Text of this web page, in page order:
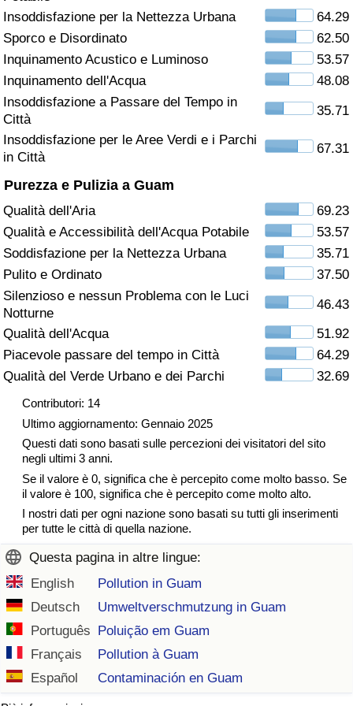
Insoddisfazione per la Nettezza Urbana
64.29
Sporco e Disordinato
62.50
Inquinamento Acustico e Luminoso
53.57
Inquinamento dell'Acqua
48.08
Insoddisfazione a Passare del Tempo in
Città
35.71
Insoddisfazione per le Aree Verdi e i Parchi
in Città
67.31
Purezza e Pulizia a Guam
Qualità dell'Aria
69.23
Qualità e Accessibilità dell'Acqua Potabile
53.57
Soddisfazione per la Nettezza Urbana
35.71
Pulito e Ordinato
37.50
Silenzioso e nessun Problema con le Luci
Notturne
46.43
Qualità dell'Acqua
51.92
Piacevole passare del tempo in Città
64.29
Qualità del Verde Urbano e dei Parchi
32.69
Contributori: 14
Ultimo aggiornamento: Gennaio 2025
Questi dati sono basati sulle percezioni dei visitatori del sito
negli ultimi 3 anni.
Se il valore è 0, significa che è percepito come molto basso. Se
il valore è 100, significa che è percepito come molto alto.
I nostri dati per ogni nazione sono basati su tutti gli inserimenti
per tutte le città di quella nazione.
Questa pagina in altre lingue:
English
Pollution in Guam
Deutsch
Umweltverschmutzung in Guam
Português Poluição em Guam
Français
Pollution à Guam
Español
Contaminación en Guam
Assistenza Sanitaria
Indice dell’Assistenza Sanitaria (Corrente)
Indice dell’Assistenza Sanitaria
Indice dell’Assistenza Sanitaria per
Inquinamento
Indice dell’Inquinamento (Corrente)
Indice di inquinamento
Indice dell’Inquinamento per Nazione
Traffico
Indice del Traffico
Indice del traffico (Corrente)
Indice del traffico per Nazione